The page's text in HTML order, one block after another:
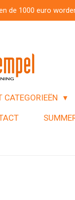
de 1000 euro
CATEGORIEËN